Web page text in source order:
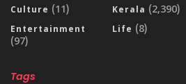
Culture (11)
Entertainment
(97)
Kerala (2,390)
Life (8)
Tags